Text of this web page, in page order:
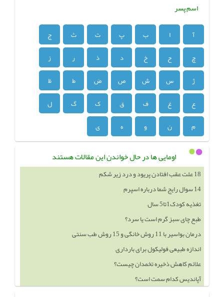
اسم پسر
آ ا ب پ ت ث
ج
چ
ح خ د ذ ر
ز
ژ
س ش ص ض ط
ظ
ع
غ ف ق ک گ
ل
م
ن و ه ی
اومایی ها در حال خواندن این مقالات هستند
14 سوال رایج شما درباره اسپرم
تغذیه کودک1تا5 سال
طبع چای سبز گرم است یا سرد؟
درمان بواسیر با 11 روش خانگی و 15 روش طب سنتی
اندازه طبیعی فولیکول برای بارداری
علائم کاهش ذخیره تخمدان چیست؟
آپاندیس کدام سمت است؟
خوردن چه چيزهايي باعث بزرگ شدن سينه ميشود